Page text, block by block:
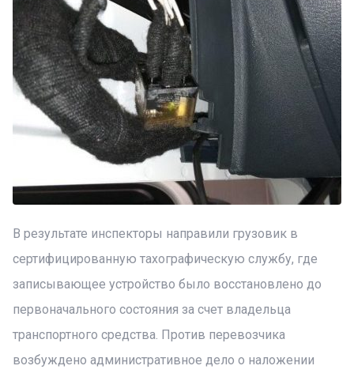
В результате инспекторы направили грузовик в
сертифицированную тахографическую службу, где
записывающее устройство было восстановлено до
первоначального состояния за счет владельца
транспортного средства. Против перевозчика
возбуждено административное дело о наложении